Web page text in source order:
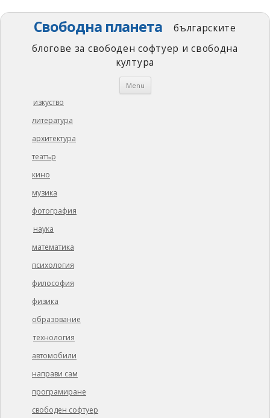
Свободна планета
българските
блогове за свободен софтуер и свободна
култура
Menu Skip
изкуство
литература
архитектура
театър
кино
музика
фотография
наука
математика
психология
философия
физика
образование
технология
автомобили
направи сам
програмиране
свободен софтуер